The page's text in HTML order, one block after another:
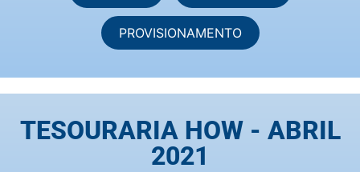
PROVISIONAMENTO
TESOURARIA HOW - ABRIL
2021